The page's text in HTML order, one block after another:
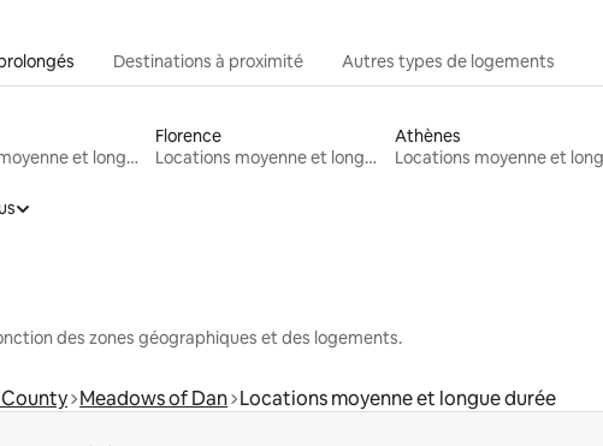
Destinations à proximité Autres types de logements
Locations moyenne et longue durée
Florence
Locations moyenne et longue durée
Athènes
des zones géographiques et des logements.
Meadows of Dan Locations moyenne et longue durée